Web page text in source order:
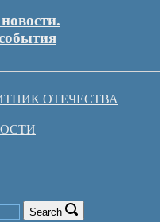
ОТЕЧЕСТВА
Search